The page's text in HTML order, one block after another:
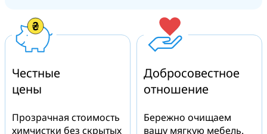
Честные
цены
Прозрачная стоимость
химчистки без скрытых
Добросовестное
отношение
Бережно очищаем
вашу мягкую мебель.